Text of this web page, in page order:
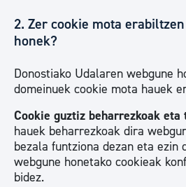
2. Zer cookie mota
honek?
Donostiako Udalaren webgune
domeinuek cookie mota hauek
Cookie guztiz beharrezkoak eta
hauek beharrezkoak dira
bezala funtziona dezan eta ezin
webgune honetako cookieak
bidez.